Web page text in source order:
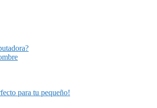
para tu pequeño!